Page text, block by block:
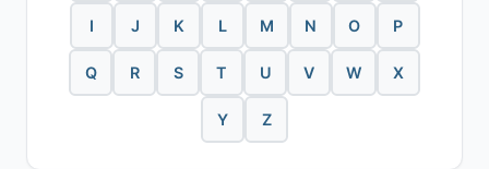
I J K L M N O P
Q R S T U V W X
Y Z